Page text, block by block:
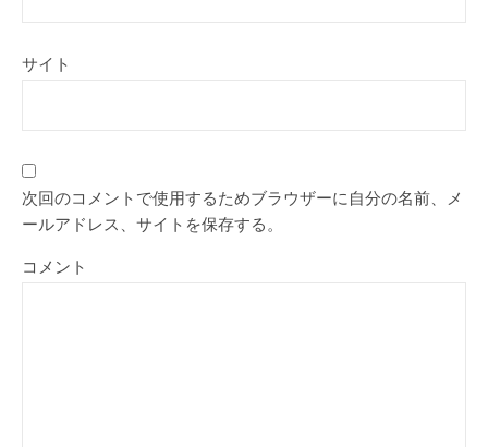
サイト
次回のコメントで使用するためブラウザーに自分の名前、メ
ールアドレス、サイトを保存する。
コメント